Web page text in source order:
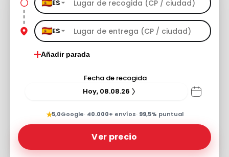
ES
ES
Añadir parada
Fecha de recogida
Hoy, 08.08.26
★5,0Google· 40.000+ envíos· 99,5% puntual
Ver precio